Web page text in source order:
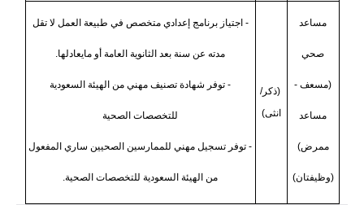
مساعد
صحي
(مسعف -
مساعد
ممرض)
(وظيفتان)
(ذكر/
انثى)
- اجتياز برنامج إعدادي متخصص في طبيعة العمل لا تقل
مدته عن سنة بعد الثانوية العامة أو مايعادلها.
- توفر شهادة تصنيف مهني من الهيئة السعودية
للتخصصات الصحية
- توفر تسجيل مهني للممارسين الصحيين ساري المفعول
من الهيئة السعودية للتخصصات الصحية.